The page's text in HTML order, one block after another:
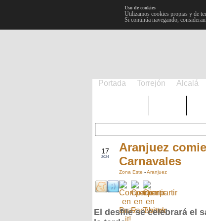
Uso de cookies
Utilizamos cookies propias y de
Si continúa navegando,
Portada Torrejón Alcalá
17
2024
Aranjuez
Carnavales
Zona Este -Aranjuez
El desfile se celebrará el